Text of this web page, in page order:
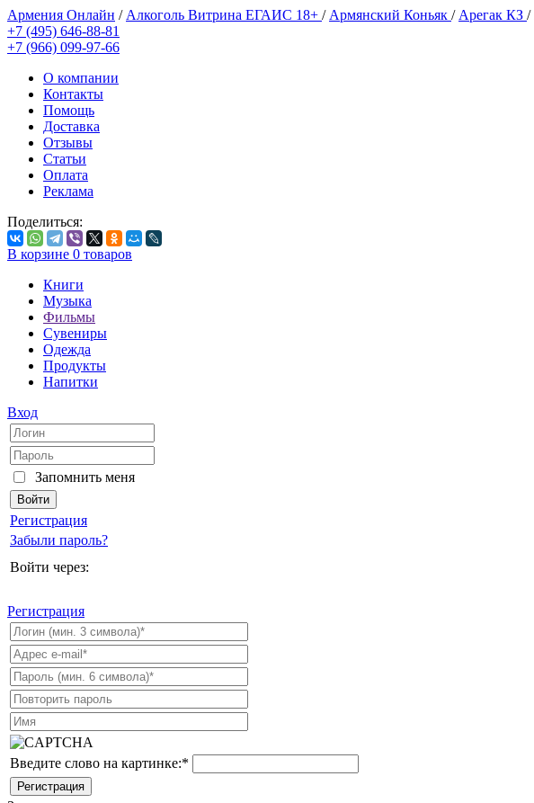
Армения Онлайн / Алкоголь Витрина ЕГАИС 18+ / Армянский Коньяк / Арегак КЗ /
+7 (495) 646-88-81
+7 (966) 099-97-66
О компании
Контакты
Помощь
Доставка
Отзывы
Статьи
Оплата
Реклама
Поделиться:
В корзине 0 товаров
Книги
Музыка
Фильмы
Сувениры
Одежда
Продукты
Напитки
Вход
Запомнить меня
Регистрация
Забыли пароль?
Войти через:
Регистрация
Введите слово на картинке:*